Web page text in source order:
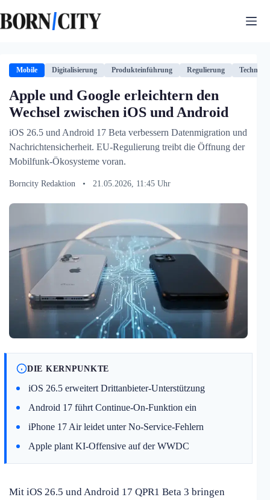
Inhalt
springen
Mobile Digitalisierung Produkteinführung Regulierung
Apple und Google erleichtern den
Wechsel zwischen iOS und Android
iOS 26.5 und Android 17 Beta verbessern Datenmigration und
Nachrichtensicherheit. EU-Regulierung treibt die Öffnung der
Mobilfunk-Ökosysteme voran.
Borncity Redaktion • 21.05.2026, 11:45 Uhr
DIE KERNPUNKTE
iOS 26.5 erweitert Drittanbieter-Unterstützung
Android 17 führt Continue-On-Funktion ein
iPhone 17 Air leidet unter No-Service-Fehlern
Apple plant KI-Offensive auf der WWDC
Mit iOS 26.5 und Android 17 QPR1 Beta 3 bringen